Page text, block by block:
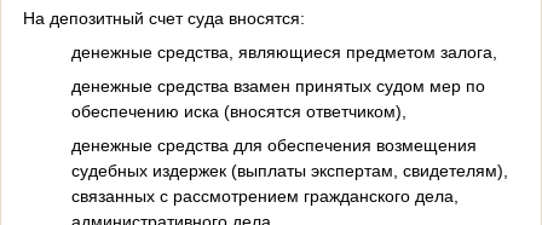
На депозитный счет суда вносятся:
денежные средства, являющиеся предметом залога,
денежные средства взамен принятых судом мер по
обеспечению иска (вносятся ответчиком),
денежные средства для обеспечения возмещения
судебных издержек (выплаты экспертам, свидетелям),
связанных с рассмотрением гражданского дела,